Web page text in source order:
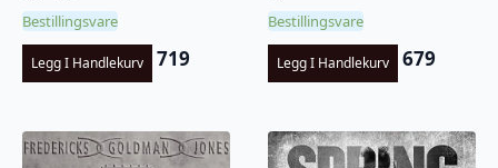
Bestillingsvare
Legg I Handlekurv 719
Bestillingsvare
Legg I Handlekurv 679